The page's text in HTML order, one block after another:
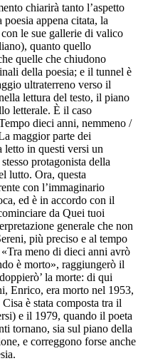
chiarirà tanto l’aspetto
appena citata, la
le sue gallerie di valico
quanto quello
quelle che chiudono
della poesia; e il tunnel è
ultraterreno verso il
lettura del testo, il piano
letterale. È il caso
dieci anni, nemmeno /
maggior parte dei
letto in questi versi un
protagonista della
lutto. Ora, questa
con l’immaginario
ed è in accordo con il
da Quei tuoi
generale che non
più preciso e al tempo
meno di dieci anni avrò
è morto», raggiungerò il
la morte: di qui
Enrico, era morto nel 1953,
è stata composta tra il
e il 1979, quando il poeta
tornano, sia sul piano della
e correggono forse anche